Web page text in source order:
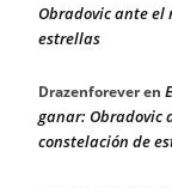
Obradovic ante el
estrellas
Drazenforeveren
ganar: Obradovic
constelación de